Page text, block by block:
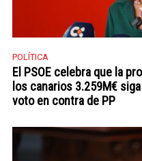
POLÍTICA
El PSOE celebra que la
los canarios 3.259M€
voto en contra de PP